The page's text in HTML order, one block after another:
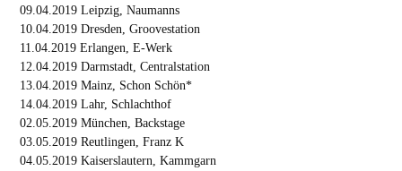
09.04.2019 Leipzig, Naumanns
10.04.2019 Dresden, Groovestation
11.04.2019 Erlangen, E-Werk
12.04.2019 Darmstadt, Centralstation
13.04.2019 Mainz, Schon Schön*
14.04.2019 Lahr, Schlachthof
02.05.2019 München, Backstage
03.05.2019 Reutlingen, Franz K
04.05.2019 Kaiserslautern, Kammgarn